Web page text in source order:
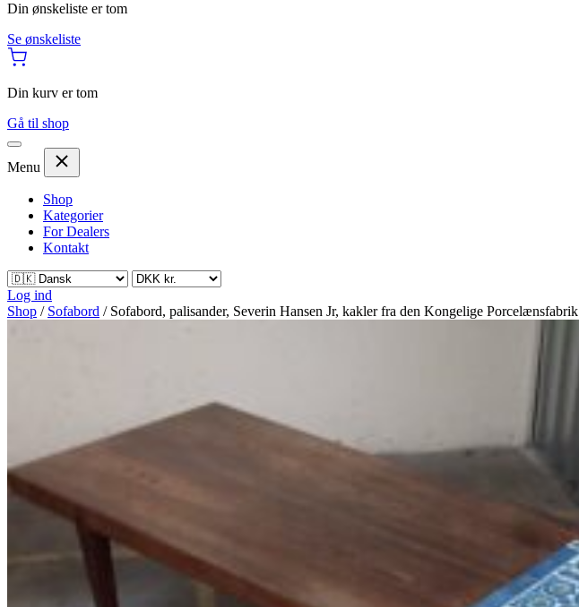
Din ønskeliste er tom
Se ønskeliste
Din kurv er tom
Gå til shop
Menu
Shop
Kategorier
For Dealers
Kontakt
Log ind
Shop / Sofabord / Sofabord, palisander, Severin Hansen Jr, kakler fra den Kongelige Porcelænsfabrik